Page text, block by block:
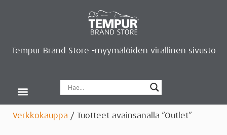
Tempur Brand Store -myymälöiden virallinen sivusto
Verkkokauppa / Tuotteet avainsanalla “Outlet”